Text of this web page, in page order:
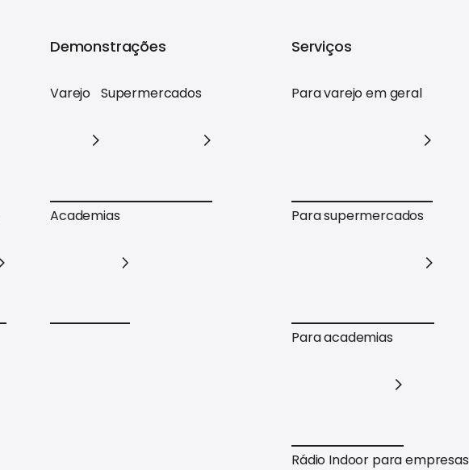
Demonstrações
Varejo
Varejo
Supermercados
Supermercados
Academias
Serviços
Para varejo em geral
Para varejo em geral
Para supermercados
Para supermercados
Para academias
Para academias
Rádio Indoor para empresas